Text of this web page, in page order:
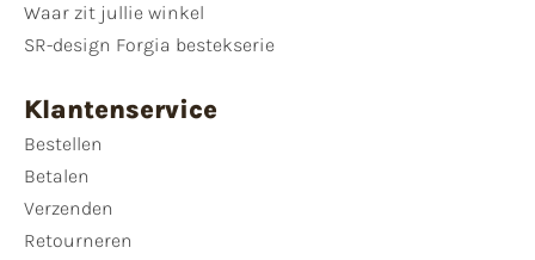
Waar zit jullie winkel
SR-design Forgia bestekserie
Klantenservice
Bestellen
Betalen
Verzenden
Retourneren